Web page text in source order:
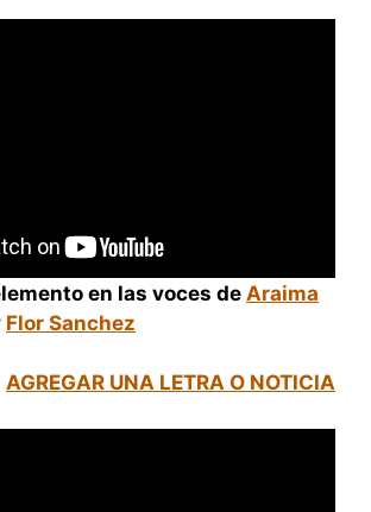
en las voces de Araima
Flor Sanchez
AGREGAR UNA LETRA O NOTICIA